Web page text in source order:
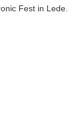
Fest in Lede.